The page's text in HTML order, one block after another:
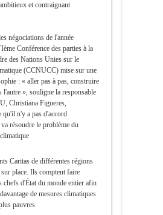
et contraignant ».
négociations de l'année
Conférence des parties à la
des Nations Unies sur le
(CCNUCC) mise sur une
: « aller pas à pas, construire
l'autre », souligne la responsable
Christiana Figueres,
qu'il n'y a pas d'accord
résoudre le problème du
».
Caritas de différentes régions
place. Ils comptent faire
chefs d'État du monde entier afin
de mesures climatiques
pauvres.